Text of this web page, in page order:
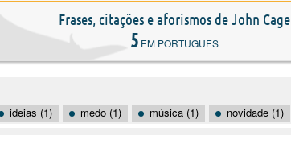
Frases, citações e aforismos de John Cage
5 EM PORTUGUÊS
ideias (1) medo (1) música (1) novidade (1)